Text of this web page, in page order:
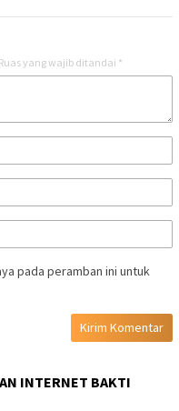
Ruas yang wajib ditandai *
pada peramban ini untuk
INTERNET BAKTI